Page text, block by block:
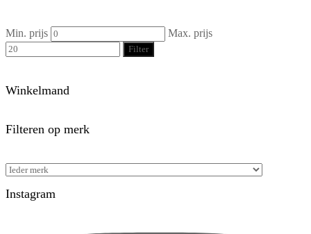
Min. prijs Max. prijs
Filter
Winkelmand
Filteren op merk
Instagram